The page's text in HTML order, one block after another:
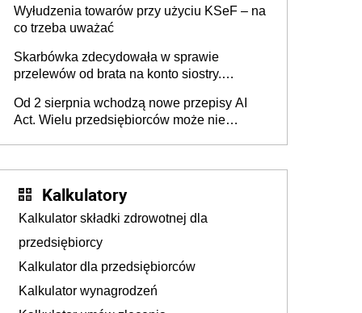
Wyłudzenia towarów przy użyciu KSeF – na
co trzeba uważać
Skarbówka zdecydowała w sprawie
przelewów od brata na konto siostry.
darowizna, ale podatku jednak nie będzie
Od 2 sierpnia wchodzą nowe przepisy AI
Act. Wielu przedsiębiorców może nie
Kalkulatory
Kalkulator składki zdrowotnej dla
przedsiębiorcy
Kalkulator dla przedsiębiorców
Kalkulator wynagrodzeń